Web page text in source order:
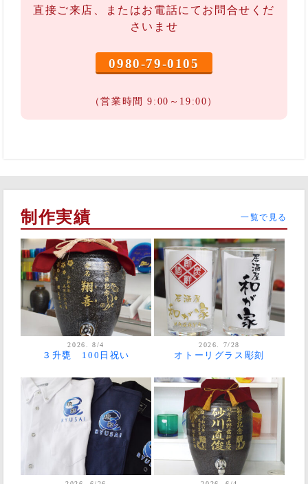
直接ご来店、またはお電話にてお問合せくだ
さいませ
0980-79-0105
（営業時間 9:00～19:00）
制作実績 一覧で見る
2026. 8/4
３升甕 100日祝い
2026. 7/28
オトーリグラス彫刻